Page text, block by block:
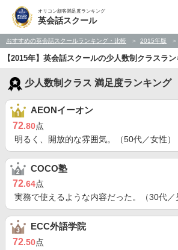
オリコン顧客満足度ランキング
英会話スクール
おすすめの英会話スクールランキング・比較 2015年版
【2015年】英会話スクールの少人数制クラスラ
少人数制クラス 満足度ランキング
AEONイーオン
72.80点
明るく、開放的な雰囲気。（50代／女性）
COCO塾
72.64点
実務で使えるような内容だった。（30代／
ECC外語学院
72.50点